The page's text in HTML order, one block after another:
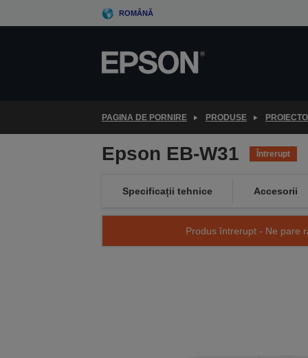
to
ROMÂNĂ
PAGINA DE PORNIRE PRODUSE
Epson EB-W31 Întrerupt
Specificații tehnice Accesorii
Produs întrerupt - Ne pare